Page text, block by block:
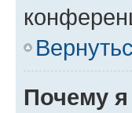
Почему